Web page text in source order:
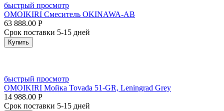
быстрый просмотр
OMOIKIRI Смеситель OKINAWA-AB
63 888.00 Р
Срок поставки 5-15 дней
Купить
быстрый просмотр
OMOIKIRI Мойка Tovada 51-GR, Leningrad Grey
14 988.00 Р
Срок поставки 5-15 дней